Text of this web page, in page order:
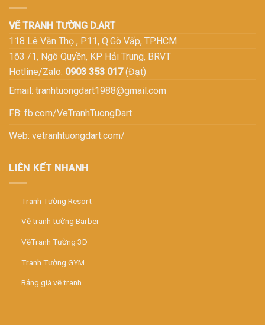
VẼ TRANH TƯỜNG D.ART
118 Lê Văn Thọ , P.11, Q.Gò Vấp, TP.HCM
1ô3 /1, Ngô Quyền, KP Hải Trung, BRVT
Hotline/Zalo: 0903 353 017(Đạt)
Email: tranhtuongdart1988@gmail.com
FB: fb.com/VeTranhTuongDart
Web: vetranhtuongdart.com/
LIÊN KẾT NHANH
Tranh Tường Resort
Vẽ tranh tường Barber
VẽTranh Tường 3D
Tranh Tường GYM
Bảng giá vẽ tranh